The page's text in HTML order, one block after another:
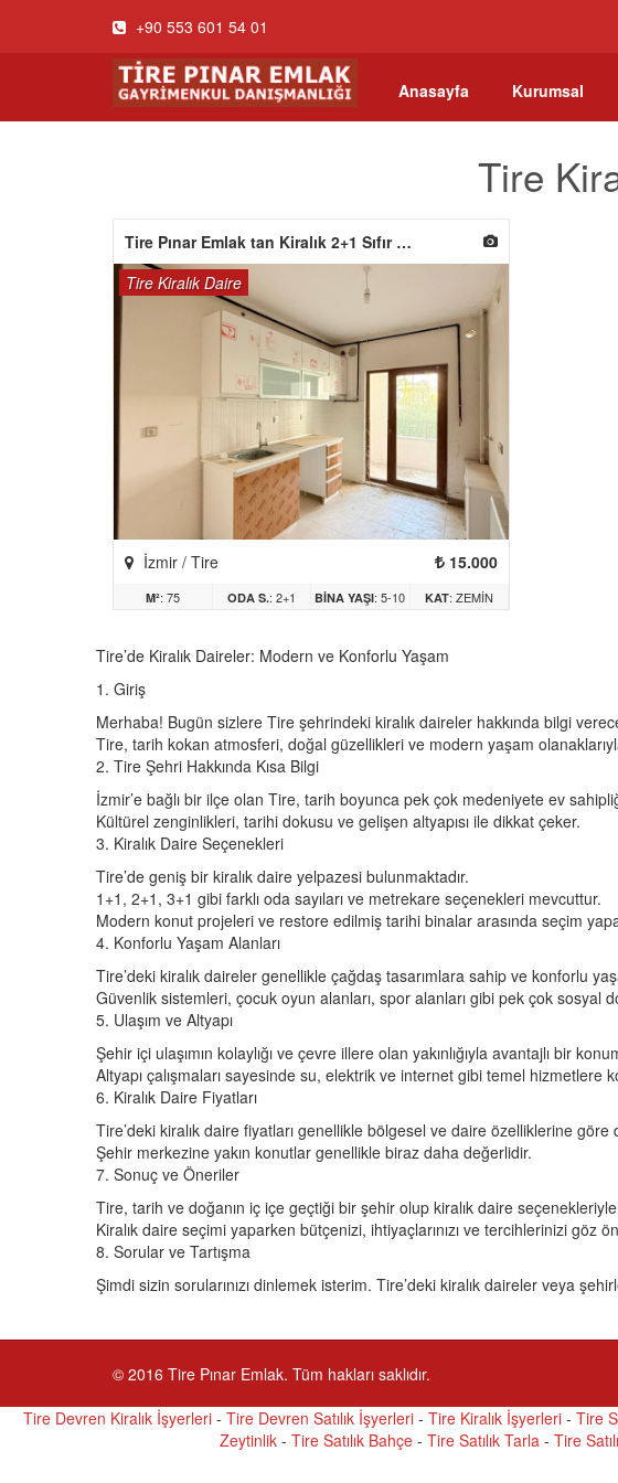
+90 553 601 54 01
Anasayfa Kurumsal
Tire
Tire Pınar Emlak tan Kiralık 2+1 Sıfır Daire
Tire Kiralık Daire
İzmir / Tire 15.000
M²: 75 ODA S.: 2+1 BINA YAŞI: 5-10
ARASI
KAT: ZEMIN
Tire’de Kiralık Daireler: Modern ve Konforlu Yaşam
1. Giriş
Merhaba! Bugün sizlere Tire şehrindeki kiralık daireler hakkında bilgi
Tire, tarih kokan atmosferi, doğal güzellikleri ve modern yaşam
2. Tire Şehri Hakkında Kısa Bilgi
İzmir’e bağlı bir ilçe olan Tire, tarih boyunca pek çok medeniyete ev
Kültürel zenginlikleri, tarihi dokusu ve gelişen altyapısı ile dikkat çeker.
3. Kiralık Daire Seçenekleri
Tire’de geniş bir kiralık daire yelpazesi bulunmaktadır.
1+1, 2+1, 3+1 gibi farklı oda sayıları ve metrekare seçenekleri mevcuttur.
Modern konut projeleri ve restore edilmiş tarihi binalar arasında seçim
4. Konforlu Yaşam Alanları
Tire’deki kiralık daireler genellikle çağdaş tasarımlara sahip ve konforlu
Güvenlik sistemleri, çocuk oyun alanları, spor alanları gibi pek çok sosyal
5. Ulaşım ve Altyapı
Şehir içi ulaşımın kolaylığı ve çevre illere olan yakınlığıyla avantajlı bir
Altyapı çalışmaları sayesinde su, elektrik ve internet gibi temel hizmetlere
6. Kiralık Daire Fiyatları
Tire’deki kiralık daire fiyatları genellikle bölgesel ve daire özelliklerine göre
Şehir merkezine yakın konutlar genellikle biraz daha değerlidir.
7. Sonuç ve Öneriler
Tire, tarih ve doğanın iç içe geçtiği bir şehir olup kiralık daire
Kiralık daire seçimi yaparken bütçenizi, ihtiyaçlarınızı ve tercihlerinizi göz
8. Sorular ve Tartışma
Şimdi sizin sorularınızı dinlemek isterim. Tire’deki kiralık daireler veya
© 2016 Tire Pınar Emlak. Tüm hakları saklıdır.
Tire Devren Kiralık İşyerleri - Tire Devren Satılık İşyerleri - Tire Kiralık İşyerleri - Tire
Zeytinlik- Tire Satılık Bahçe- Tire Satılık Tarla- Tire